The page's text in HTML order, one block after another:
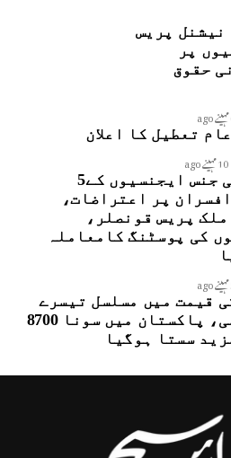
نیشنل پریس
پر
حقوق
تعطیل کا اعلان
10 مہینے ago
انٹیلی جنس ایجنسیوں کے5
پر اعتراضات،
ملک پریس قونصلر،
کی پوسٹنگ کامعاملہ
قیمت میں مسلسل تیسرے
روز کمی، پاکستان میں سونا 8700
سستا ہوگیا